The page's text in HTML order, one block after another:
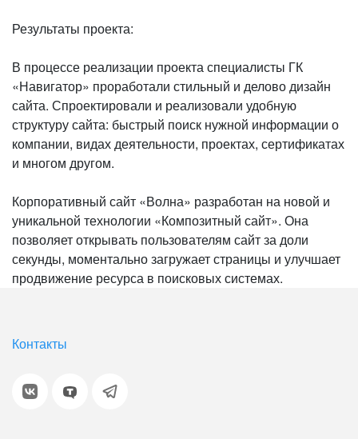
Результаты проекта:
В процессе реализации проекта специалисты ГК
«Навигатор» проработали стильный и делово дизайн
сайта. Спроектировали и реализовали удобную
структуру сайта: быстрый поиск нужной информации о
компании, видах деятельности, проектах, сертификатах
и многом другом.
Корпоративный сайт «Волна» разработан на новой и
уникальной технологии «Композитный сайт». Она
позволяет открывать пользователям сайт за доли
секунды, моментально загружает страницы и улучшает
продвижение ресурса в поисковых системах.
Контакты